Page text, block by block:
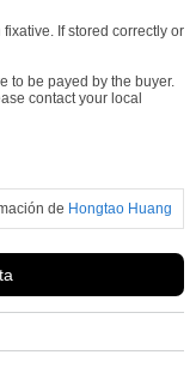
If stored correctly or
to be payed by the buyer.
contact your local
de Hongtao Huang